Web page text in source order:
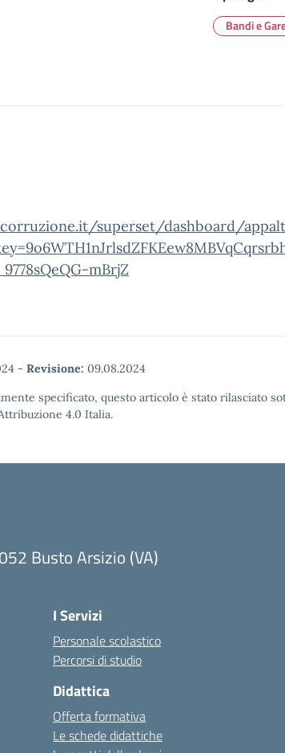
Bandi e
superset/dashboard/
mBrjZ
- Revisione: 09.08.2024
specificato, questo articolo è stato rilasciato
4.0 Italia.
Busto Arsizio (VA)
I Servizi
Personale scolastico
Percorsi di studio
Didattica
Offerta formativa
Le schede didattiche